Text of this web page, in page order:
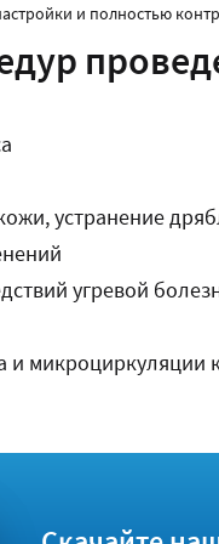
и полностью
устранение
угревой
и микроциркуляции